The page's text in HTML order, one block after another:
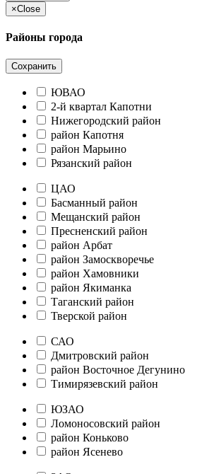
×Close
Районы города
Сохранить
ЮВАО
2-й квартал Капотни
Нижегородский район
район Капотня
район Марьино
Рязанский район
ЦАО
Басманный район
Мещанский район
Пресненский район
район Арбат
район Замоскворечье
район Хамовники
район Якиманка
Таганский район
Тверской район
САО
Дмитровский район
район Восточное Дегунино
Тимирязевский район
ЮЗАО
Ломоносовский район
район Коньково
район Ясенево